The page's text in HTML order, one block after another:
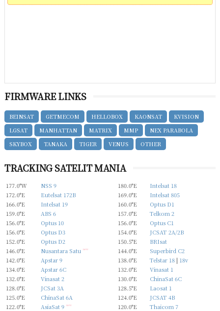
FIRMWARE LINKS
BEINSAT GETMECOM HELLOBOX KAONSAT
KVISION
LGSAT
MANHATTAN MATRIX MMP
NEX PARABOLA
SKYBOX
TANAKA TIGER VENUS OTHER
TRACKING SATELIT MANIA
177.0°W NSS 9 180.0°E
Intelsat 18
172.0°E
Eutelsat 172B 169.0°E
Intelsat 805
166.0°E
Intelsat 19 160.0°E
Optus D1
159.0°E
ABS 6 157.0°E
Telkom 2
156.0°E
Optus 10 156.0°E
Optus C1
156.0°E
Optus D3 154.0°E
JCSAT 2A/2B
152.0°E
Optus D2 150.5°E
BRIsat
146.0°E
Nusantara Satu new 144.0°E
Superbird C2
142.0°E
Apstar 9 138.0°E Telstar 18| 18v
134.0°E
Apstar 6C 132.0°E
Vinasat 1
132.0°E
Vinasat 2 130.0°E
ChinaSat 6C
128.0°E
JCSat 3A 128.5°E
Laosat 1
125.0°E
ChinaSat 6A 124.0°E
JCSAT 4B
122.0°E
AsiaSat 9 new 120.0°E
Thaicom 7